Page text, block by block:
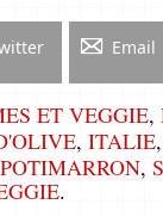
Email
ET VEGGIE,
, ITALIE
POTIMARRON,
.